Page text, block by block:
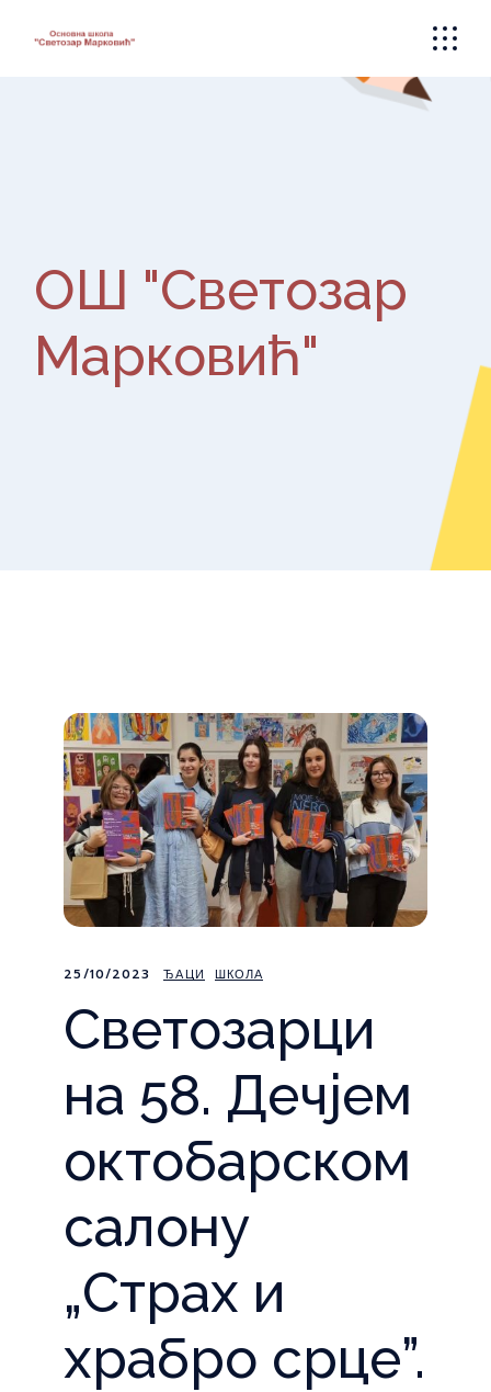
ОШ "Светозар
Марковић"
25/10/2023 ЂАЦИ ШКОЛА
Светозарци
на 58. Дечјем
октобарском
салону
„Страх и
храбро срце”.